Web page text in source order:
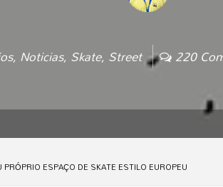
, Noticias, Skate, Street 220
ESPAÇO DE SKATE ESTILO EUROPEU